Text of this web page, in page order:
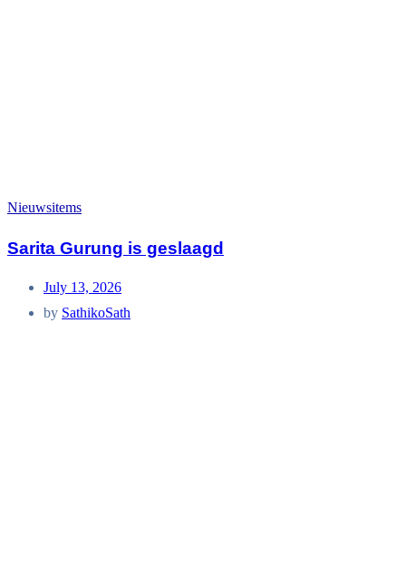
Nieuwsitems
Sarita Gurung is geslaagd
July 13, 2026
by SathikoSath